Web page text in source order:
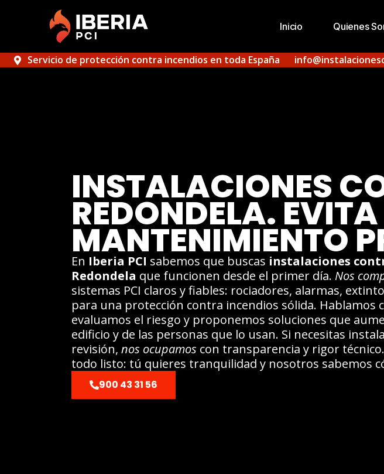
Inicio Quienes
Servicio de protección contra incendios en toda España
INSTALACIONES
REDONDELA.
MANTENIMIENTO
En Iberia PCI sabemos que buscas instalaciones
Redondela que funcionen desde el primer día. Nos
sistemas PCI claros y fiables: rociadores, alarmas,
para una protección contra incendios sólida. Hablamos
evaluamos el riesgo y proponemos soluciones que
edificio y de las personas que lo usan. Si necesitas
revisión, nos ocupamos con transparencia y rigor
todo listo: tú quieres tranquilidad y nosotros sabemos
900 43 31 56